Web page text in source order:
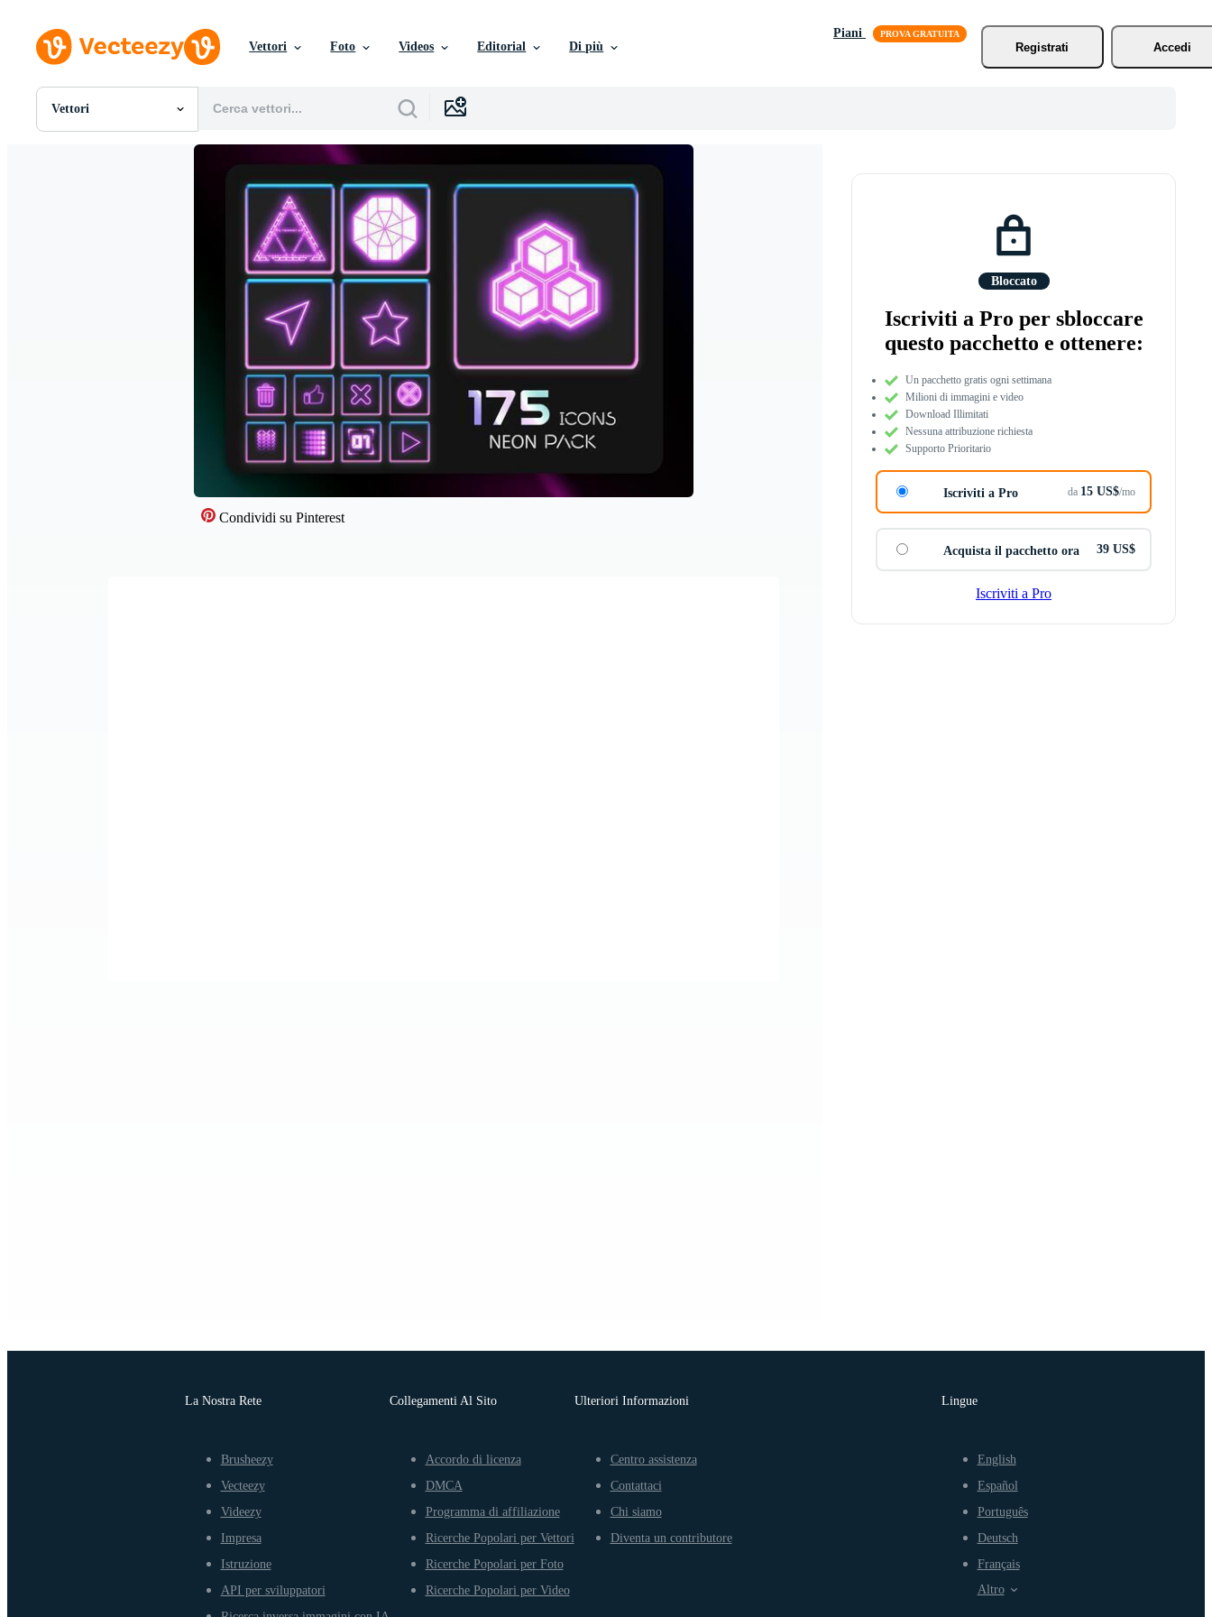
Vettori Foto Videos Editorial Di più
Piani
Registrati
Accedi
Vettori
Tutte Immagini
Condividi su Pinterest
Bloccato
Iscriviti a Pro per sbloccare
questo pacchetto e ottenere:
Un pacchetto gratis ogni settimana
Milioni di immagini e video
Download Illimitati
Nessuna attribuzione richiesta
Supporto Prioritario
Iscriviti a Pro da 15 US$/mo
Acquista il pacchetto ora 39 US$
Iscriviti a Pro
La Nostra Rete
Brusheezy
Vecteezy
Videezy
Impresa
Istruzione
API per sviluppatori
Collegamenti Al Sito
Accordo di licenza
DMCA
Programma di affiliazione
Ricerche Popolari per Vettori
Ricerche Popolari per Foto
Ricerche Popolari per Video
Ulteriori Informazioni
Centro assistenza
Contattaci
Chi siamo
Diventa un contributore
Lingue
English
Español
Português
Deutsch
Français
Altro